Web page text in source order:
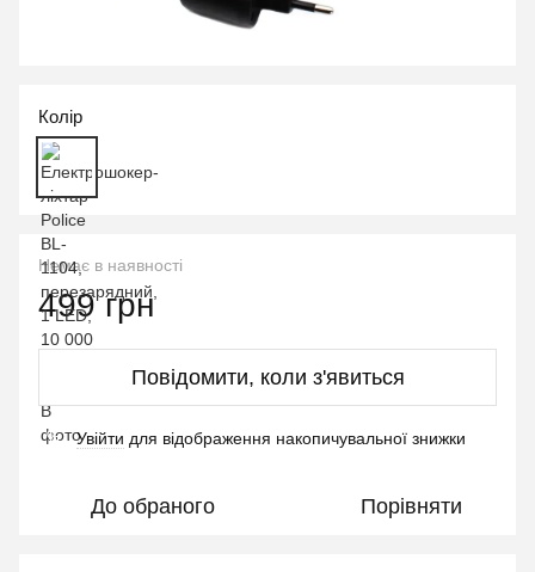
Колір
Немає в наявності
499 грн
Повідомити, коли з'явиться
% Увійти для відображення накопичувальної знижки
До обраного Порівняти